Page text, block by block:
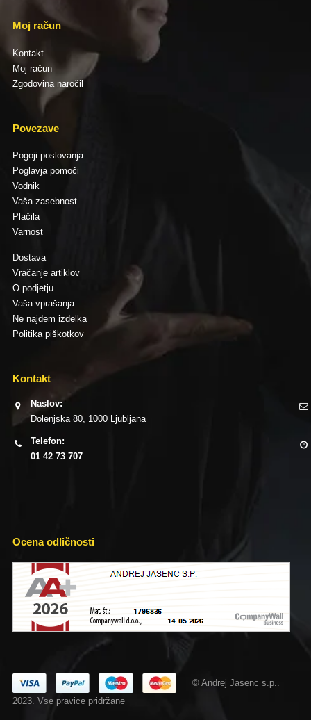
Moj račun
Kontakt
Moj račun
Zgodovina naročil
Povezave
Pogoji poslovanja
Poglavja pomoči
Vodnik
Vaša zasebnost
Plačila
Varnost
Dostava
Vračanje artiklov
O podjetju
Vaša vprašanja
Ne najdem izdelka
Politika piškotkov
Kontakt
Naslov:
Dolenjska 80, 1000 Ljubljana
Telefon:
01 42 73 707
Ocena odličnosti
© Andrej Jasenc s.p..
2023. Vse pravice pridržane